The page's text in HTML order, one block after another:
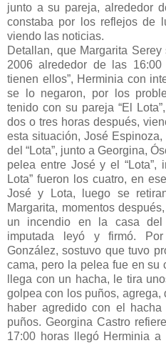
junto a su pareja, alrededor
constaba por los reflejos de
viendo las noticias.
Detallan, que Margarita
2006 alrededor de las
tienen ellos”, Herminia con
se lo negaron, por los
tenido con su pareja “El
dos o tres horas después,
esta situación, José
del “Lota”, junto a Georgina,
pelea entre José y el “Lota”,
Lota” fueron los cuatro, en
José y Lota, luego se
Margarita, momentos
un incendio en la casa del
imputada leyó y firmó.
González, sostuvo que tuvo
cama, pero la pelea fue en su
llega con un hacha, le tira
golpea con los puños,
haber agredido con el
puños. Georgina Castro
17:00 horas llegó Herminia